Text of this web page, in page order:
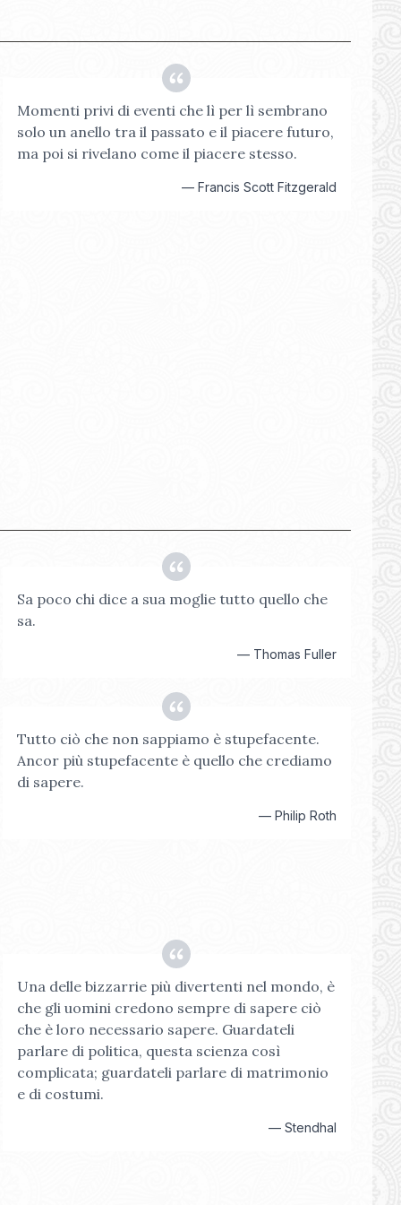
Momenti privi di eventi che lì per lì sembrano
solo un anello tra il passato e il piacere futuro,
ma poi si rivelano come il piacere stesso.
— Francis Scott Fitzgerald
Sa poco chi dice a sua moglie tutto quello che
sa.
— Thomas Fuller
Tutto ciò che non sappiamo è stupefacente.
Ancor più stupefacente è quello che crediamo
di sapere.
— Philip Roth
Una delle bizzarrie più divertenti nel mondo, è
che gli uomini credono sempre di sapere ciò
che è loro necessario sapere. Guardateli
parlare di politica, questa scienza così
complicata; guardateli parlare di matrimonio
e di costumi.
— Stendhal